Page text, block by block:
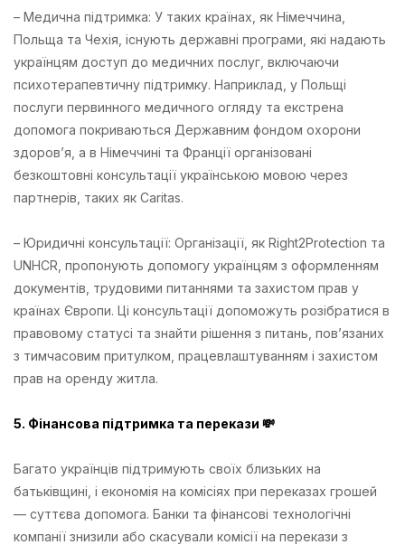
– Медична підтримка: У таких країнах, як Німеччина,
Польща та Чехія, існують державні програми, які надають
українцям доступ до медичних послуг, включаючи
психотерапевтичну підтримку. Наприклад, у Польщі
послуги первинного медичного огляду та екстрена
допомога покриваються Державним фондом охорони
здоров’я, а в Німеччині та Франції організовані
безкоштовні консультації українською мовою через
партнерів, таких як Caritas.
– Юридичні консультації: Організації, як Right2Protection та
UNHCR, пропонують допомогу українцям з оформленням
документів, трудовими питаннями та захистом прав у
країнах Європи. Ці консультації допоможуть розібратися в
правовому статусі та знайти рішення з питань, пов’язаних
з тимчасовим притулком, працевлаштуванням і захистом
прав на оренду житла.
5. Фінансова підтримка та перекази 💸
Багато українців підтримують своїх близьких на
батьківщині, і економія на комісіях при переказах грошей
— суттєва допомога. Банки та фінансові технологічні
компанії знизили або скасували комісії на перекази з